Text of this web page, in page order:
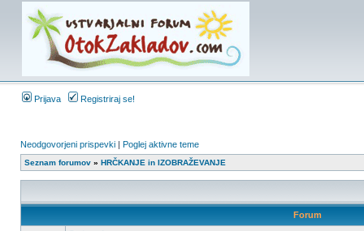
Prijava Registriraj se!
Neodgovorjeni prispevki | Poglej aktivne teme
Seznam forumov » HRČKANJE in IZOBRAŽEVANJE
Forum